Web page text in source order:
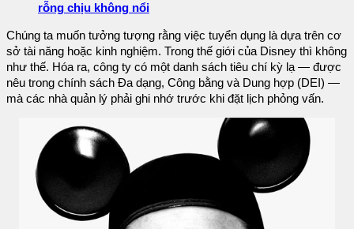
rỗng chịu không nổi
Chúng ta muốn tưởng tượng rằng việc tuyển dụng là dựa trên cơ
sở tài năng hoặc kinh nghiệm. Trong thế giới của Disney thì không
như thế. Hóa ra, công ty có một danh sách tiêu chí kỳ lạ — được
nêu trong chính sách Đa dạng, Công bằng và Dung hợp (DEI) —
mà các nhà quản lý phải ghi nhớ trước khi đặt lịch phỏng vấn.